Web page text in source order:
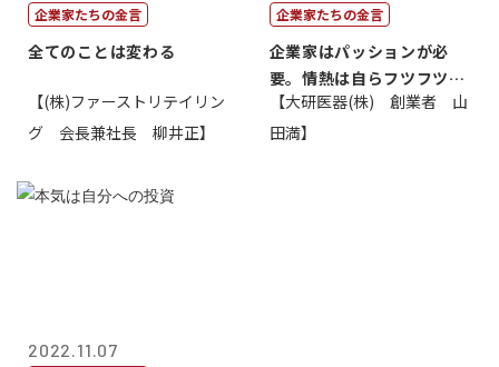
企業家たちの金言
全てのことは変わる
【(株)ファーストリテイリン
グ 会長兼社長 柳井正】
企業家たちの金言
企業家はパッションが必
要。情熱は自らフツフツと
湧いてくるもの...
【大研医器(株) 創業者 山
田満】
2022.11.07